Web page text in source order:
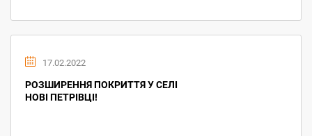
17.02.2022
РОЗШИРЕННЯ ПОКРИТТЯ У СЕЛІ
НОВІ ПЕТРІВЦІ!